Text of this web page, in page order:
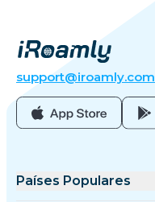
support@iroamly.com
Países Populares